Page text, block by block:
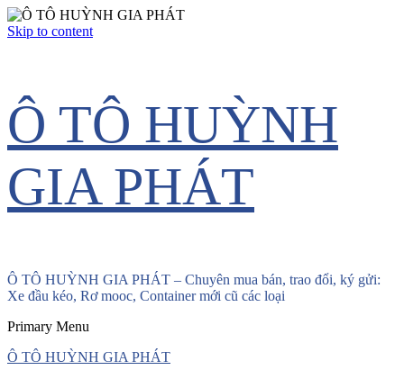
Skip to content
Ô TÔ HUỲNH
GIA PHÁT
Ô TÔ HUỲNH GIA PHÁT – Chuyên mua bán, trao đổi, ký gửi:
Xe đầu kéo, Rơ mooc, Container mới cũ các loại
Primary Menu
Ô TÔ HUỲNH GIA PHÁT